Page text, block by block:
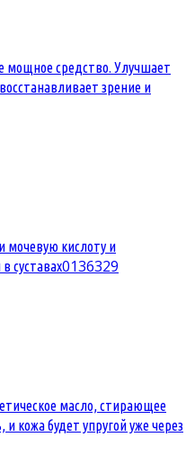
мощное средство. Улучшает
зрение и
мочевую кислоту и
суставах0136329
масло, стирающее
кожа будет упругой уже через